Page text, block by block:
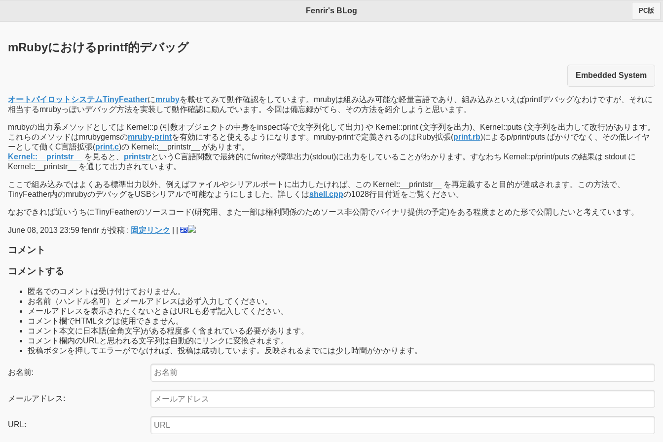
Fenrir's BLog PC版
mRubyにおけるprintf的デバッグ
Embedded System
オートパイロットシステムTinyFeatherにmrubyを載せてみて動作確認をしています。mrubyは組み込み可能な軽量言語であり、組み込みといえばprintfデバッグなわけですが、それに
相当するmrubyっぽいデバッグ方法を実装して動作確認に励んでいます。今回は備忘録がてら、その方法を紹介しようと思います。
mrubyの出力系メソッドとしては Kernel::p (引数オブジェクトの中身をinspect等で文字列化して出力) や Kernel::print (文字列を出力)、Kernel::puts (文字列を出力して改行)があります。
これらのメソッドはmrubygemsのmruby-printを有効にすると使えるようになります。mruby-printで定義されるのはRuby拡張(print.rb)によるp/print/puts ばかりでなく、その低レイヤ
ーとして働くC言語拡張(print.c)の Kernel::__printstr__ があります。
Kernel::__printstr__
を見ると、 printstrというC言語関数で最終的にfwriteが標準出力(stdout)に出力をしていることがわかります。すなわち Kernel::p/print/puts の結果は stdout に
Kernel::__printstr__ を通じて出力されています。
ここで組み込みではよくある標準出力以外、例えばファイルやシリアルポートに出力したければ、この Kernel::__printstr__ を再定義すると目的が達成されます。この方法で、
TinyFeather内のmrubyのデバッグをUSBシリアルで可能なようにしました。詳しくはshell.cppの1028行目付近をご覧ください。
なおできれば近いうちにTinyFeatherのソースコード(研究用、また一部は権利関係のためソース非公開でバイナリ提供の予定)をある程度まとめた形で公開したいと考えています。
June 08, 2013 23:59 fenrir が投稿 : 固定リンク
コメント
コメントする
匿名でのコメントは受け付けておりません。
お名前（ハンドル名可）とメールアドレスは必ず入力してください。
メールアドレスを表示されたくないときはURLも必ず記入してください。
コメント欄でHTMLタグは使用できません。
コメント本文に日本語(全角文字)がある程度多く含まれている必要があります。
コメント欄内のURLと思われる文字列は自動的にリンクに変換されます。
投稿ボタンを押してエラーがでなければ、投稿は成功しています。反映されるまでには少し時間がかかります。
お名前:
メールアドレス:
URL: